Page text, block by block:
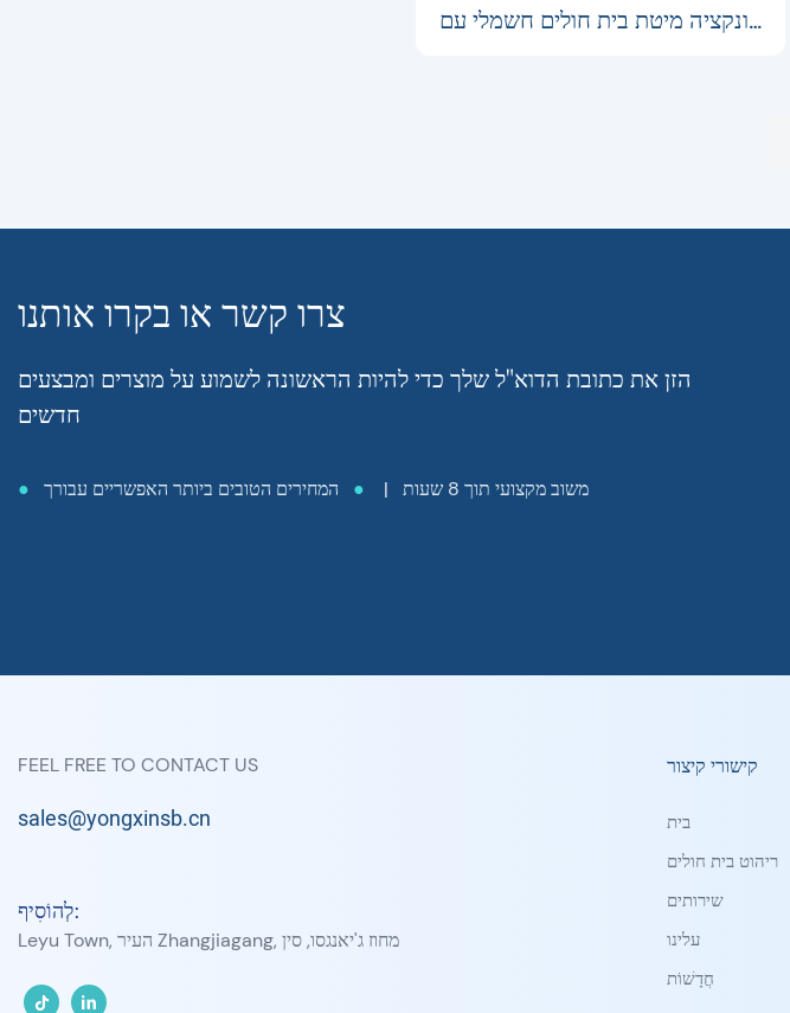
פונקציה מיטת בית חולים חשמלי עם
צרו קשר או בקרו אותנו
הזן את כתובת הדוא"ל שלך כדי להיות הראשונה לשמוע על מוצרים ומבצעים
חדשים
● משוב מקצועי תוך 8 שעות | ● המחירים הטובים ביותר האפשריים עבורך
FEEL FREE TO CONTACT US
sales@yongxinsb.cn
לְהוֹסִיף:
Leyu Town, העיר Zhangjiagang, מחוז ג'יאנגסו, סין
קישורי קיצור
בית
ריהוט בית חולים
שירותים
עלינו
חֲדָשׁוֹת